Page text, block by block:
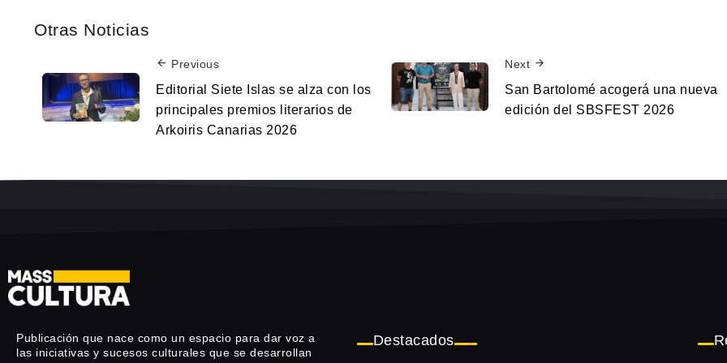
Otras Noticias
Previous
Editorial Siete Islas se alza con los
principales premios literarios de
Arkoiris Canarias 2026
Next
San Bartolomé acogerá una nueva
edición del SBSFEST 2026
Publicación que nace como un espacio para dar voz a
las iniciativas y sucesos culturales que se desarrollan
Destacados